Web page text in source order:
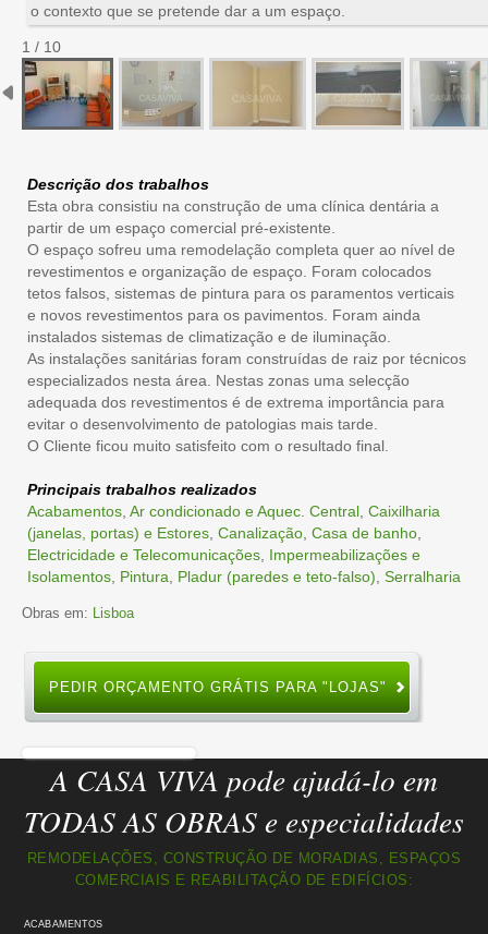
o contexto que se pretende dar a um espaço.
1 / 10
Descrição dos trabalhos
Esta obra consistiu na construção de uma clínica dentária a
partir de um espaço comercial pré-existente.
O espaço sofreu uma remodelação completa quer ao nível de
revestimentos e organização de espaço. Foram colocados
tetos falsos, sistemas de pintura para os paramentos verticais
e novos revestimentos para os pavimentos. Foram ainda
instalados sistemas de climatização e de iluminação.
As instalações sanitárias foram construídas de raiz por técnicos
especializados nesta área. Nestas zonas uma selecção
adequada dos revestimentos é de extrema importância para
evitar o desenvolvimento de patologias mais tarde.
O Cliente ficou muito satisfeito com o resultado final.
Principais trabalhos realizados
Acabamentos Ar condicionado e Aquec. Central Caixilharia
(janelas, portas) e Estores Canalização Casa de banho
Electricidade e Telecomunicações Impermeabilizações e
Isolamentos Pintura Pladur (paredes e teto-falso) Serralharia
Obras em: Lisboa
PEDIR ORÇAMENTO GRÁTIS PARA "LOJAS"
A CASA VIVA pode ajudá-lo em
TODAS AS OBRAS e especialidades
REMODELAÇÕES, CONSTRUÇÃO DE MORADIAS, ESPAÇOS
COMERCIAIS E REABILITAÇÃO DE EDIFÍCIOS:
ACABAMENTOS